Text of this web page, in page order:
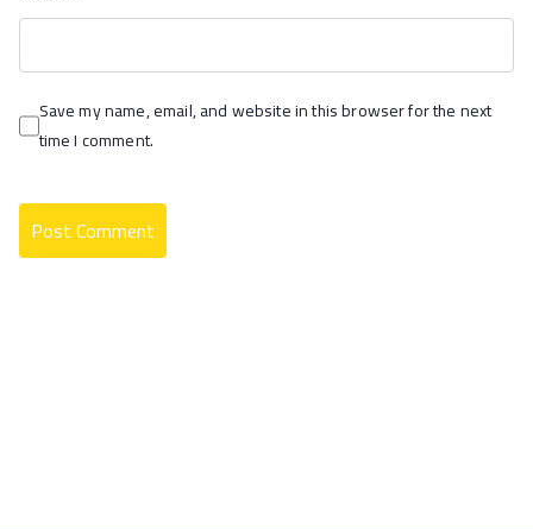
Save my name, email, and website in this browser for the next
time I comment.